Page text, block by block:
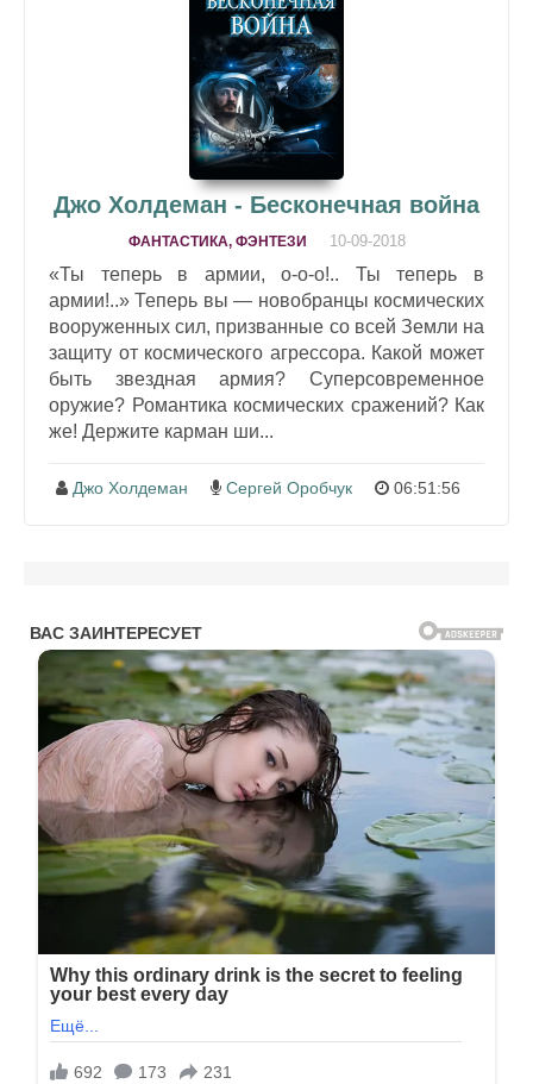
Джо Холдеман - Бесконечная война
ФАНТАСТИКА, ФЭНТЕЗИ 10-09-2018
«Ты теперь в армии, о-о-о!.. Ты теперь в
армии!..» Теперь вы — новобранцы космических
вооруженных сил, призванные со всей Земли на
защиту от космического агрессора. Какой может
быть звездная армия? Суперсовременное
оружие? Романтика космических сражений? Как
же! Держите карман ши...
Джо Холдеман Сергей Оробчук 06:51:56